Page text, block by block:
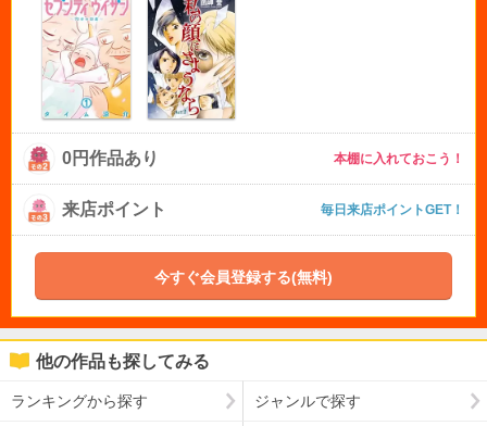
0円作品あり 本棚に入れておこう！
来店ポイント 毎日来店ポイントGET！
今すぐ会員登録する(無料)
他の作品も探してみる
ランキングから探す ジャンルで探す